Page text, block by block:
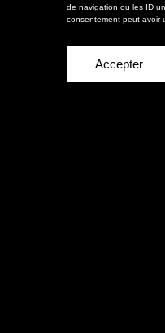
de navigation ou les ID
consentement peut avoir
Accepter